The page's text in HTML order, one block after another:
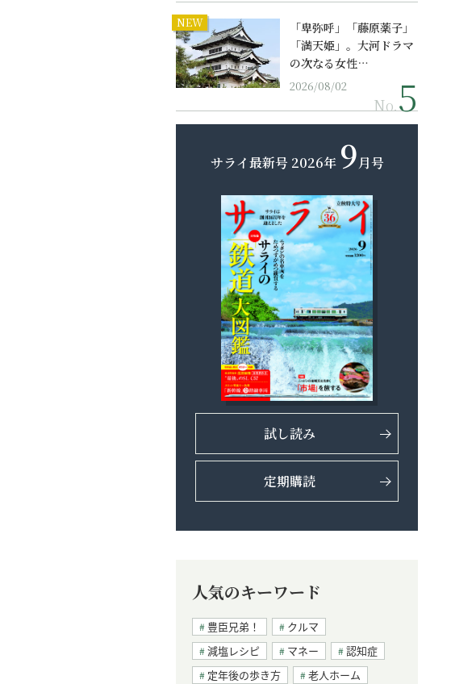
NEW
「卑弥呼」「藤原薬子」
「満天姫」。大河ドラマ
の次なる女性…
2026/08/02
No.
サライ最新号 2026年 9月号
試し読み
定期購読
人気のキーワード
豊臣兄弟！
クルマ
減塩レシピ
マネー
認知症
定年後の歩き方
老人ホーム